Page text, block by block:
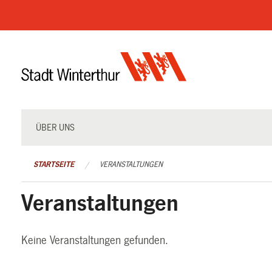
überspringen
ÜBER UNS
STARTSEITE VERANSTALTUNGEN
Veranstaltungen
Keine Veranstaltungen gefunden.